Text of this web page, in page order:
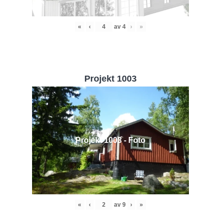
« ‹ av 4 › »
Projekt 1003
Projekt 1003 - Foto
« ‹ av 9 › »